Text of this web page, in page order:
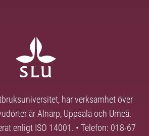
har verksamhet över
är Alnarp, Uppsala och Umeå.
enligt ISO 14001. • Telefon: 018-67